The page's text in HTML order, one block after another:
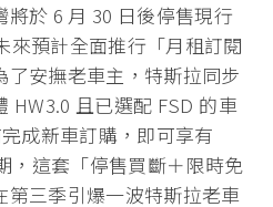
於 6 月 30 日後停售現行
來預計全面推行「月租訂閱
安撫老車主，特斯拉同步
HW3.0 且已選配 FSD 的車
成新車訂購，即可享有
，這套「停售買斷＋限時免
第三季引爆一波特斯拉老車